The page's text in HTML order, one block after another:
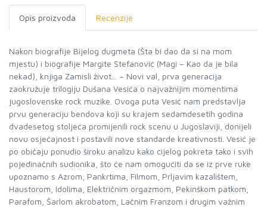
Opis proizvoda Recenzije
Nakon biografije Bijelog dugmeta (Šta bi dao da si na mom
mjestu) i biografije Margite Stefanović (Magi – Kao da je bila
nekad), knjiga Zamisli život... – Novi val, prva generacija
zaokružuje trilogiju Dušana Vesića o najvažnijim momentima
jugoslovenske rock muzike. Ovoga puta Vesić nam predstavlja
prvu generaciju bendova koji su krajem sedamdesetih godina
dvadesetog stoljeća promijenili rock scenu u Jugoslaviji, donijeli
novu osjećajnost i postavili nove standarde kreativnosti. Vesić je
po običaju ponudio široku analizu kako cijelog pokreta tako i svih
pojedinačnih sudionika, što će nam omogućiti da se iz prve ruke
upoznamo s Azrom, Pankrtima, Filmom, Prljavim kazalištem,
Haustorom, Idolima, Električnim orgazmom, Pekinškom patkom,
Parafom, Šarlom akrobatom, Lačnim Franzom i drugim važnim